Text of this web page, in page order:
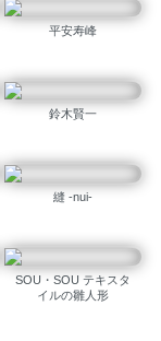
平安寿峰
鈴木賢一
縫 -nui-
SOU・SOU テキスタ
イルの雛人形